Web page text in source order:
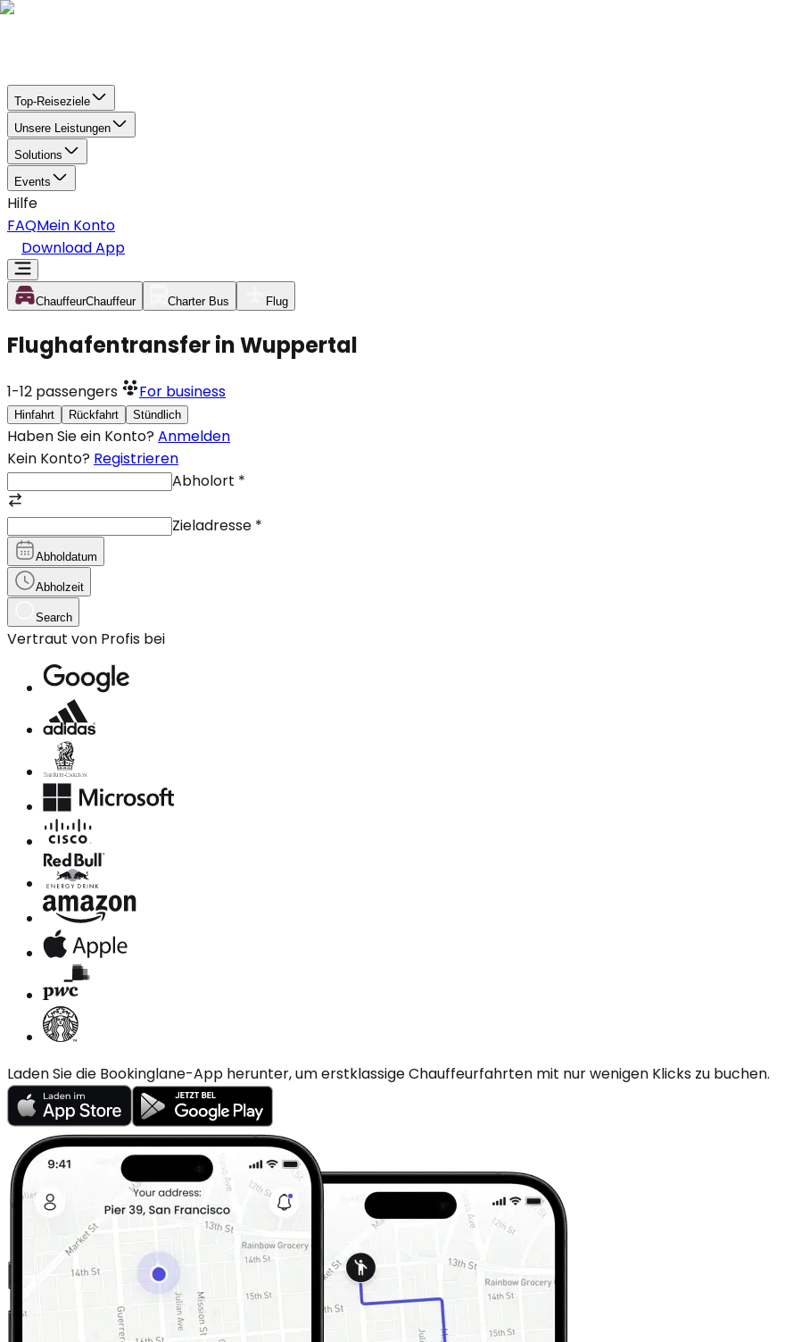
Top-Reiseziele
Unsere Leistungen
Solutions
Events
Hilfe
FAQMein Konto
Download App
ChauffeurChauffeur Charter Bus Flug
Flughafentransfer in Wuppertal
1-12 passengers For business
Hinfahrt Rückfahrt Stündlich
Haben Sie ein Konto? Anmelden
Kein Konto? Registrieren
Abholort *
Zieladresse *
Abholdatum
Abholzeit
Search
Vertraut von Profis bei
Laden Sie die Bookinglane-App herunter, um erstklassige Chauffeurfahrten mit nur wenigen Klicks zu buchen.